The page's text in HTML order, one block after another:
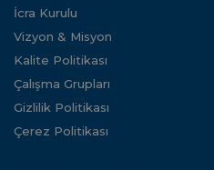
İcra Kurulu
Vizyon & Misyon
Kalite Politikası
Çalışma Grupları
Gizlilik Politikası
Çerez Politikası